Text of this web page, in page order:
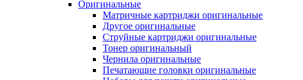
Оригинальные
Матричные картриджи оригинальные
Другое оригинальные
Струйные картриджи оригинальные
Тонер оригинальный
Чернила оригинальные
Печатающие головки оригинальные